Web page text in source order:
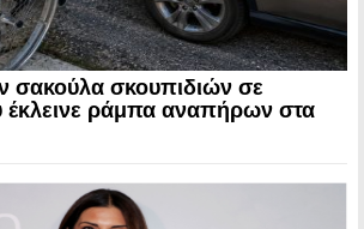
σακούλα σκουπιδιών σε
έκλεινε ράμπα αναπήρων στα